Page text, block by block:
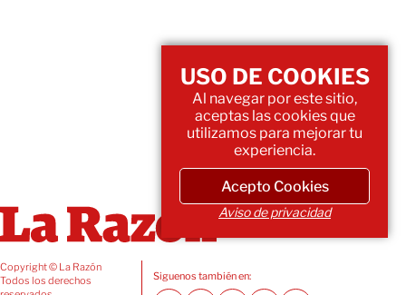
Copyright © La Razón
Todos los derechos
Siguenos también en:
USO DE COOKIES
Al navegar por este sitio,
aceptas las cookies que
utilizamos para mejorar tu
experiencia.
Acepto Cookies
Aviso de privacidad